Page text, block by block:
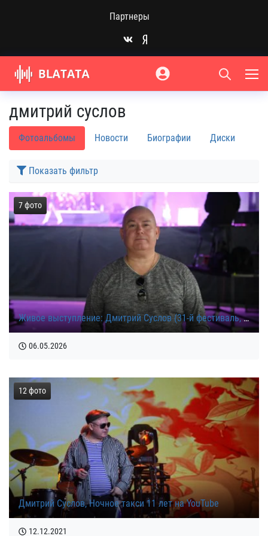
Партнеры
дмитрий суслов
Фотоальбомы Новости Биографии Диски
Показать фильтр
7 фото
Живое выступление: Дмитрий Суслов (31-й фестиваль, 2026)
06.05.2026
12 фото
Дмитрий Суслов, Ночное такси 11 лет на YouTube
12.12.2021